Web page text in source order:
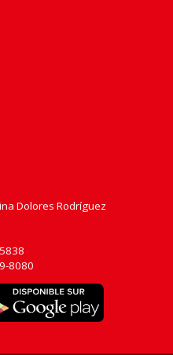
Dolores Rodríguez
8080